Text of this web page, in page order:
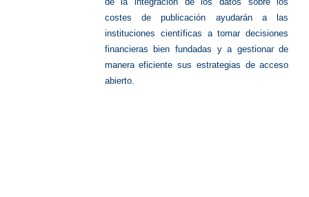
costes de publicación ayudarán a las
instituciones científicas a tomar decisiones
financieras bien fundadas y a gestionar de
manera eficiente sus estrategias de acceso
abierto.